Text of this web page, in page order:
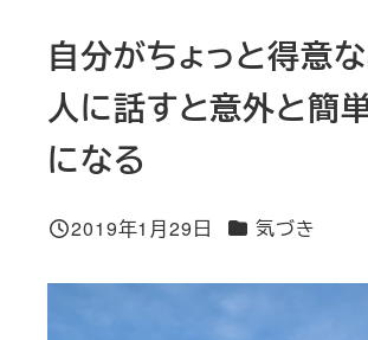
自分がちょっと得意な
人に話すと意外と簡
になる
投稿日
2019年1月29日 カテゴリー
気づき